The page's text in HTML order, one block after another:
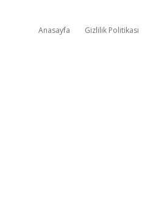
Anasayfa Gizlilik Politikası